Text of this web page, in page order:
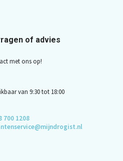
of advies
met ons op!
van 9:30 tot 18:00
700 1208